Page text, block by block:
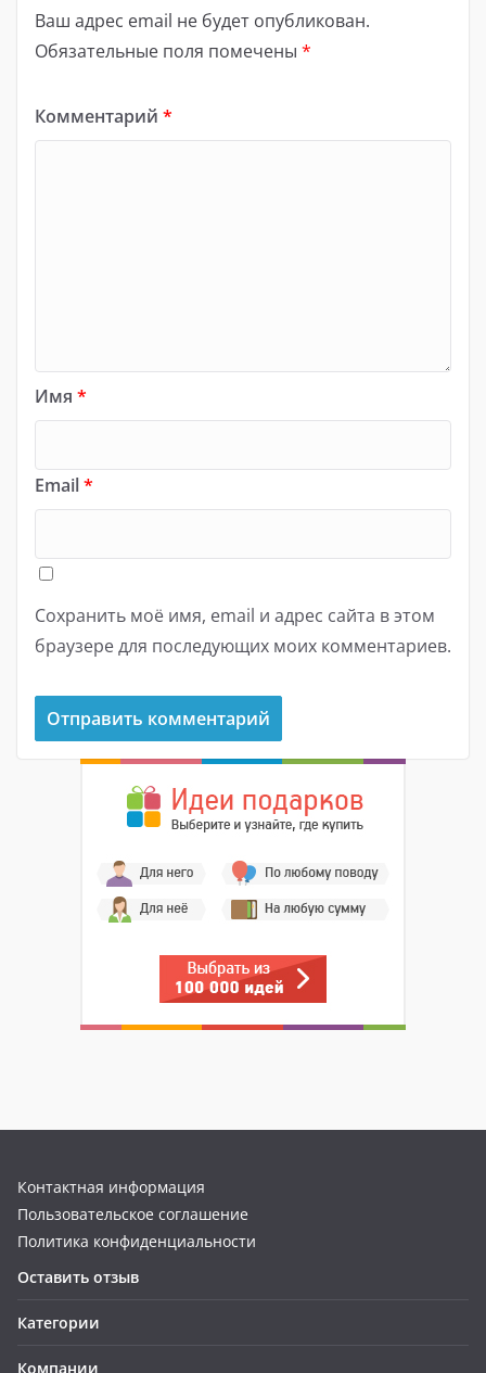
Ваш адрес email не будет опубликован.
Обязательные поля помечены *
Комментарий *
Имя *
Email*
Сохранить моё имя, email и адрес сайта в этом
браузере для последующих моих комментариев.
Контактная информация
Пользовательское соглашение
Политика конфиденциальности
Оставить отзыв
Категории
Компании